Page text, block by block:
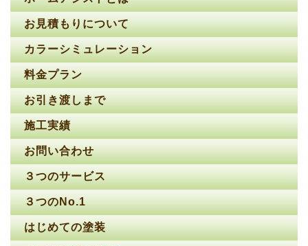
お見積もりについて
カラーシミュレーション
料金プラン
お引き渡しまで
施工実績
お問い合わせ
３つのサービス
３つのNo.1
はじめての塗装